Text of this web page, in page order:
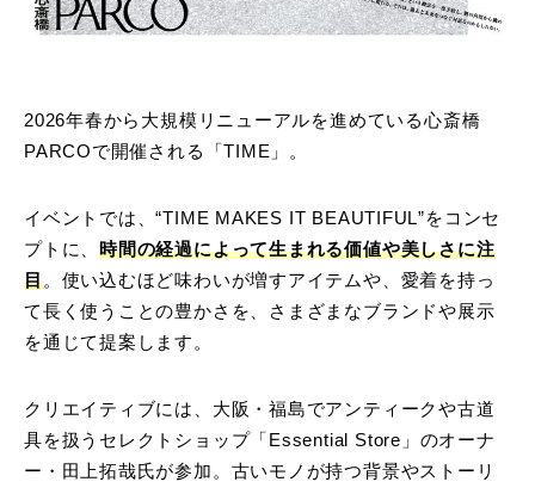
2026年春から大規模リニューアルを進めている心斎橋
PARCOで開催される「TIME」。
イベントでは、“TIME MAKES IT BEAUTIFUL”をコンセ
プトに、時間の経過によって生まれる価値や美しさに注
目。使い込むほど味わいが増すアイテムや、愛着を持っ
て長く使うことの豊かさを、さまざまなブランドや展示
を通じて提案します。
クリエイティブには、大阪・福島でアンティークや古道
具を扱うセレクトショップ「Essential Store」のオーナ
ー・田上拓哉氏が参加。古いモノが持つ背景やストーリ